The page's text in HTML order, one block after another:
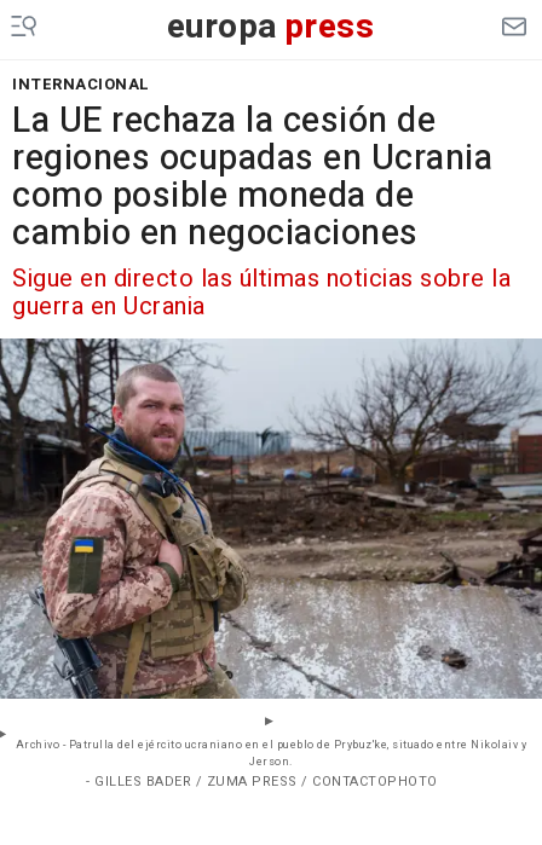
europa press
INTERNACIONAL
La UE rechaza la cesión de
regiones ocupadas en Ucrania
como posible moneda de
cambio en negociaciones
Sigue en directo las últimas noticias sobre la
guerra en Ucrania
Archivo - Patrulla del ejército ucraniano en el pueblo de Prybuz'ke, situado entre Nikolaiv y
Jerson.
- GILLES BADER / ZUMA PRESS / CONTACTOPHOTO